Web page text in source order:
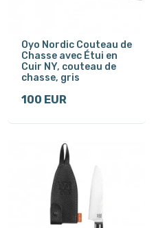
Oyo Nordic Couteau de
Chasse avec Étui en
Cuir NY, couteau de
chasse, gris
100 EUR